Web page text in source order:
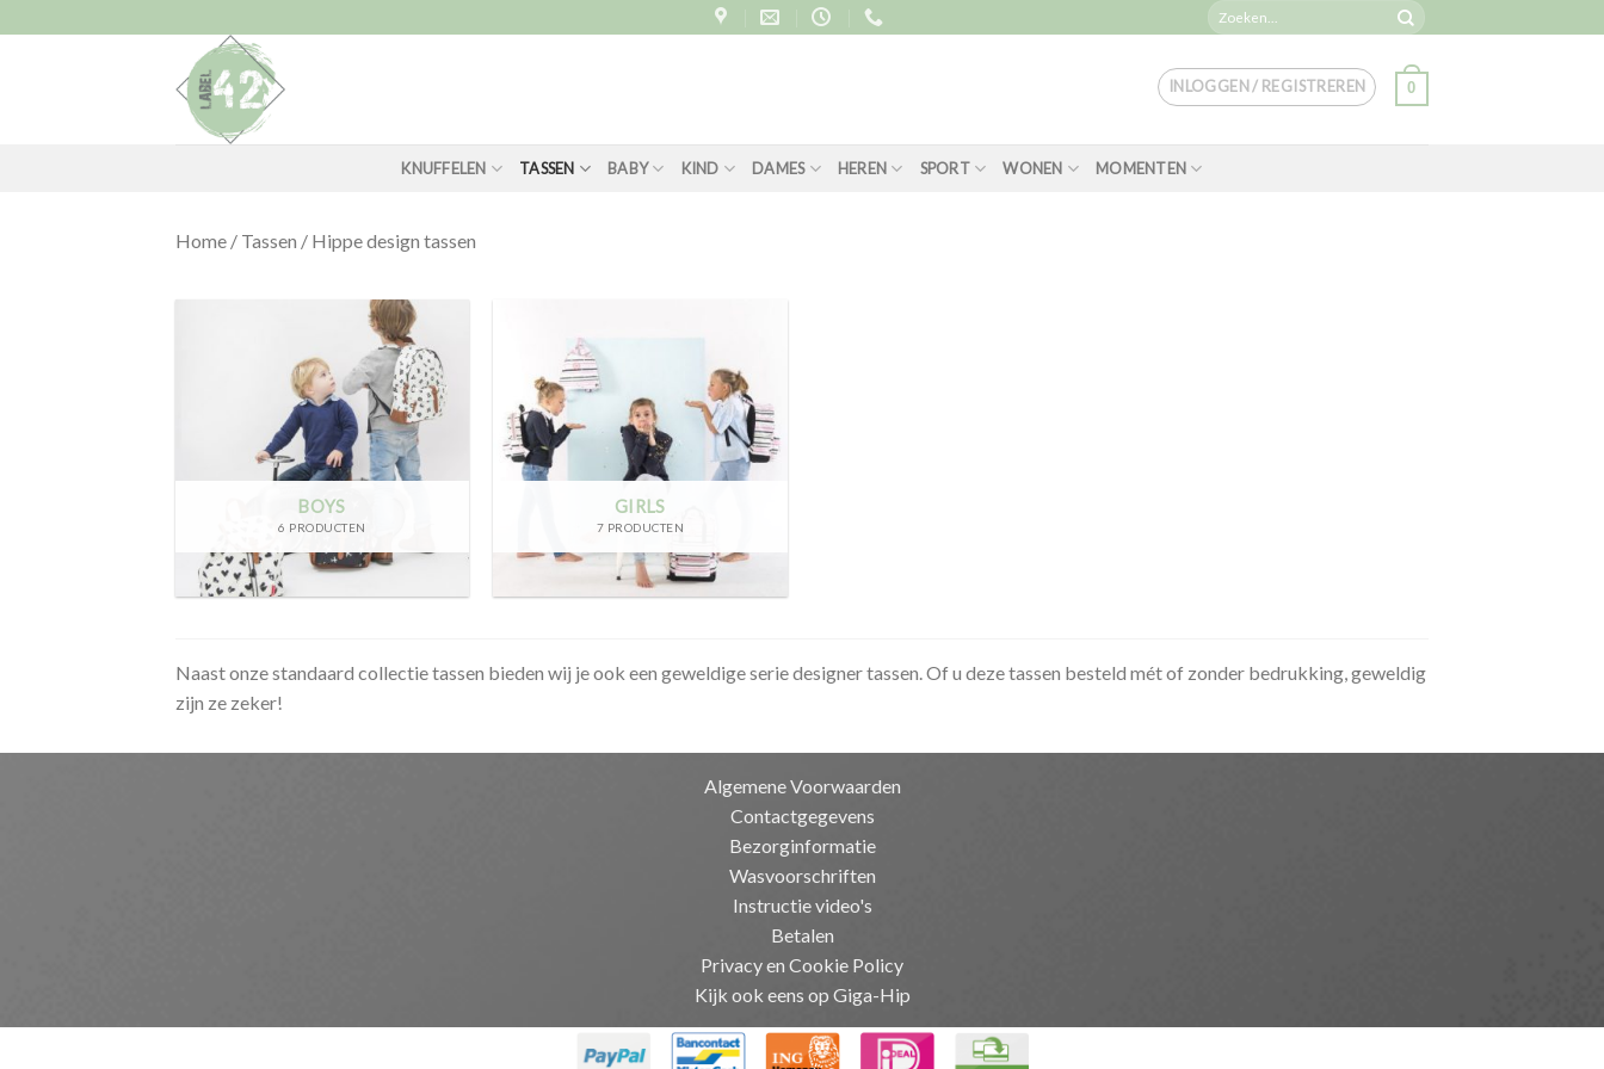
Zoeken
INLOGGEN / REGISTREREN 0
KNUFFELEN TASSEN BABY KIND DAMES HEREN SPORT WONEN MOMENTEN
Home / Tassen / Hippe design tassen
BOYS
6 PRODUCTEN
GIRLS
7 PRODUCTEN
Naast onze standaard collectie tassen bieden wij je ook een geweldige serie designer tassen. Of u deze tassen besteld mét of zonder bedrukking, geweldig
zijn ze zeker!
Algemene Voorwaarden
Contactgegevens
Bezorginformatie
Wasvoorschriften
Instructie video's
Betalen
Privacy en Cookie Policy
Kijk ook eens op Giga-Hip